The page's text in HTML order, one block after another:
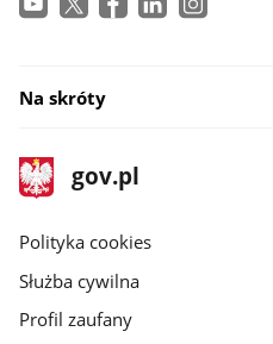
Na skróty
stopka
gov.pl
Strona
gov.pl
gov.pl
Polityka cookies
Służba cywilna
Profil zaufany